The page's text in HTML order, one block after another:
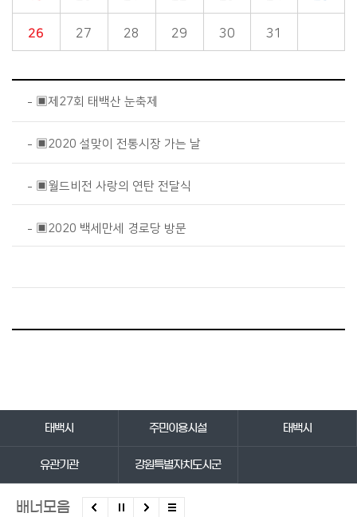
26 27 28 29 30 31
▣제27회 태백산 눈축제
▣2020 설맞이 전통시장 가는 날
▣월드비전 사랑의 연탄 전달식
▣2020 백세만세 경로당 방문
태백시 주민이용시설 태백시
유관기관 강원특별자치도시군
배너모음